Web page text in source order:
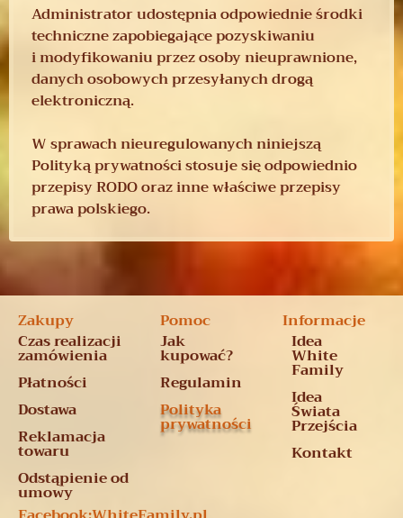
Administrator udostępnia odpowiednie środki
techniczne zapobiegające pozyskiwaniu
i modyfikowaniu przez osoby nieuprawnione,
danych osobowych przesyłanych drogą
elektroniczną.
W sprawach nieuregulowanych niniejszą
Polityką prywatności stosuje się odpowiednio
przepisy RODO oraz inne właściwe przepisy
prawa polskiego.
Zakupy
Czas realizacji
zamówienia
Płatności
Dostawa
Reklamacja
towaru
Odstąpienie od
umowy
Pomoc
Jak
kupować?
Regulamin
Polityka
prywatności
Informacje
Idea
White
Family
Idea
Świata
Przejścia
Kontakt